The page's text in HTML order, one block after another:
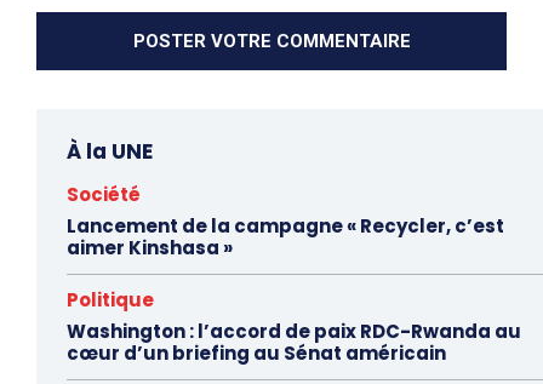
À la UNE
Société
Lancement de la campagne « Recycler, c’est
aimer Kinshasa »
Politique
Washington : l’accord de paix RDC-Rwanda au
cœur d’un briefing au Sénat américain